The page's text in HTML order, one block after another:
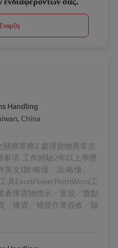
Handling
China
務業務2.處理貨物異常並
項. 工作經驗2年以上學歷
文(聽:略懂、說:略懂、
具ExcelPowerPointWord工
倉庫貨物標示╱置放╱盤點
╱揀貨╱補貨作業簽收╱驗